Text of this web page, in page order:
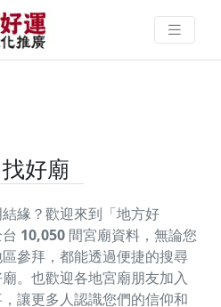
五府千歲的好廟
運 找到與您有緣
找好廟
緣？歡迎來到「地方好
10,050 間宮廟資料，無論您
參拜，都能透過便捷的搜尋
。 也歡迎各地宮廟朋友加入
讓更多人認識您們的信仰和